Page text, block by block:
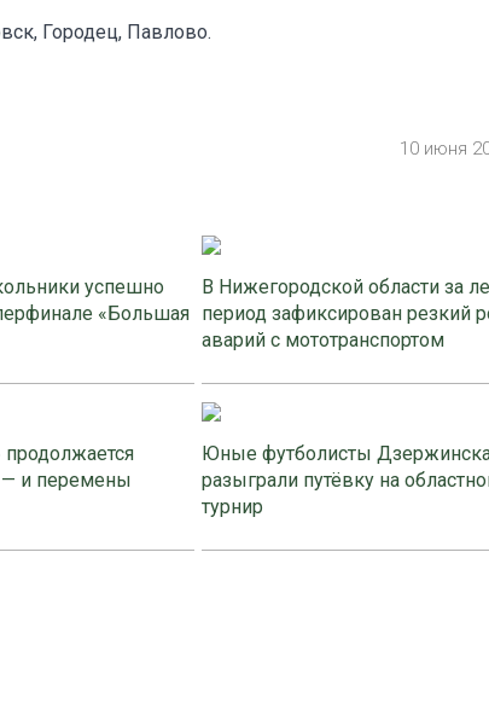
Городец, Павлово.
10 июня
успешно
«Большая
В Нижегородской области за
период зафиксирован резкий
аварий с мототранспортом
продолжается
— и перемены
Юные футболисты
разыграли путёвку на
турнир